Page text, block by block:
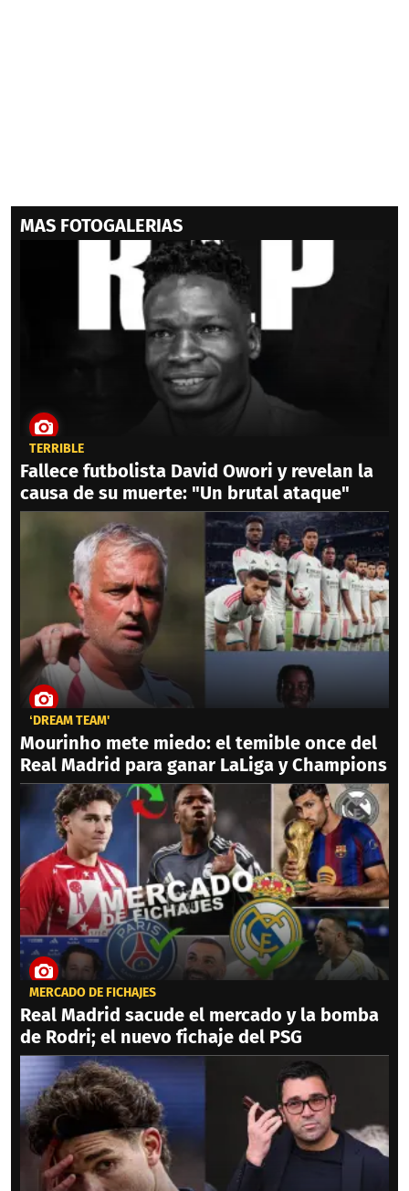
MAS FOTOGALERIAS
TERRIBLE
Fallece futbolista David Owori y revelan la
causa de su muerte: "Un brutal ataque"
‘DREAM TEAM'
Mourinho mete miedo: el temible once del
Real Madrid para ganar LaLiga y Champions
MERCADO DE FICHAJES
Real Madrid sacude el mercado y la bomba
de Rodri; el nuevo fichaje del PSG